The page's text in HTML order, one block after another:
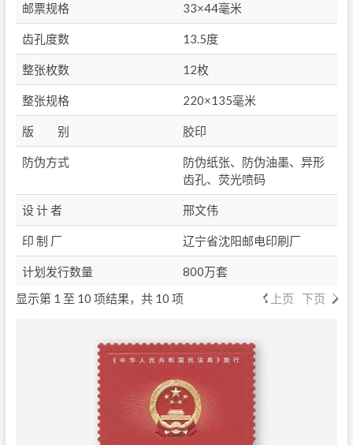
邮票规格 33×44毫米
齿孔度数 13.5度
整张枚数 12枚
整张规格 220×135毫米
版 别 胶印
防伪方式
防伪纸张、防伪油墨、异形
齿孔、荧光喷码
设 计 者 邢文伟
印 制 厂 辽宁省沈阳邮电印刷厂
计划发行数量
800万套
显示第 1 至 10 项结果，共 10 项
上页 下页